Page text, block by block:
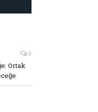
0
Ortak